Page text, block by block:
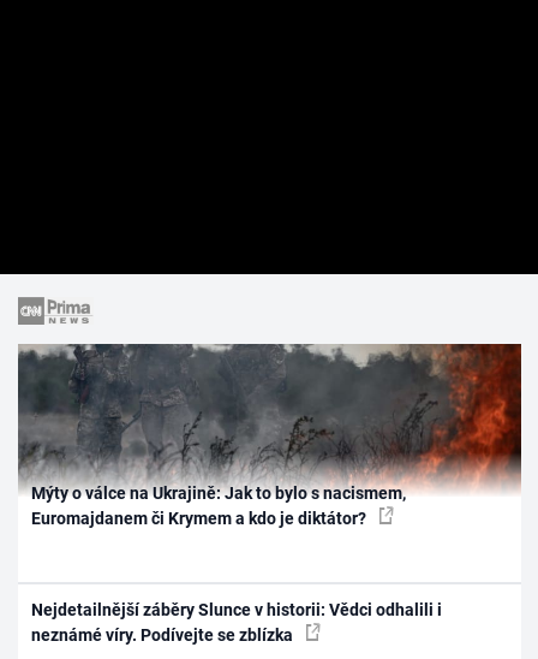
Mýty o válce na Ukrajině: Jak to bylo s nacismem,
Euromajdanem či Krymem a kdo je diktátor?
Nejdetailnější záběry Slunce v historii: Vědci odhalili i
neznámé víry. Podívejte se zblízka